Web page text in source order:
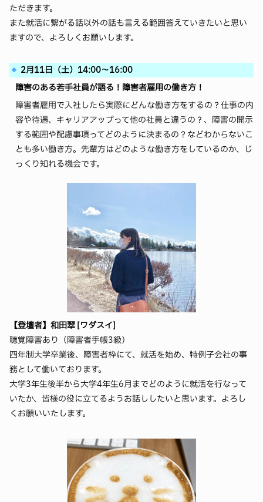
ただきます。
また就活に繋がる話以外の話も言える範囲答えていきたいと思い
ますので、よろしくお願いします。
2月11日（土）14:00～16:00
障害のある若手社員が語る！障害者雇用の働き方！
障害者雇用で入社したら実際にどんな働き方をするの？仕事の内
容や待遇、キャリアアップって他の社員と違うの？、障害の開示
する範囲や配慮事項ってどのように決まるの？などわからないこ
とも多い働き方。先輩方はどのような働き方をしているのか、じ
っくり知れる機会です。
【登壇者】和田翠 [ワダスイ]
聴覚障害あり（障害者手帳3級）
四年制大学卒業後、障害者枠にて、就活を始め、特例子会社の事
務として働いております。
大学3年生後半から大学4年生6月までどのように就活を行なって
いたか、皆様の役に立てるようお話ししたいと思います。よろし
くお願いいたします。